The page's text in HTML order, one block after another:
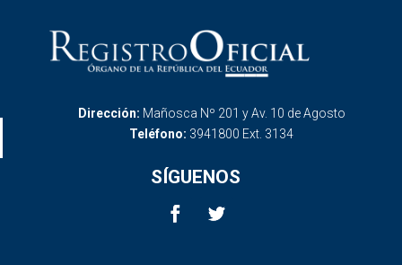
Dirección: Mañosca Nº 201 y Av. 10 de Agosto
Teléfono: 3941800 Ext. 3134
SÍGUENOS